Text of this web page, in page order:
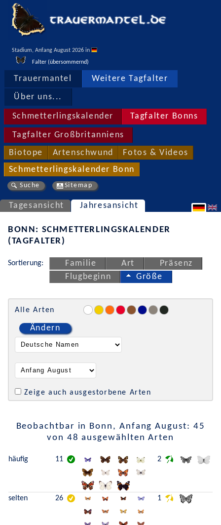
Stadium, Anfang August 2026 in
Falter (übersommernd)
Trauermantel Weitere Tagfalter
Über uns...
Schmetterlingskalender Tagfalter Bonns
Tagfalter Großbritanniens
Biotope Artenschwund Fotos & Videos
Schmetterlingskalender Bonn
Suche Sitemap
Tagesansicht Jahresansicht
BONN: SCHMETTERLINGSKALENDER
(TAGFALTER)
Sortierung: Familie Art
Präsenz
Flugbeginn
Größe
Alle Arten
Ändern
Zeige auch ausgestorbene Arten
Beobachtbar in Bonn, Anfang August: 45
von 48 ausgewählten Arten
häufig 11 2
selten 26 1